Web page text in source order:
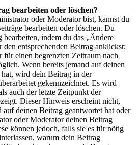
bearbeiten oder löschen?
oder Moderator bist, kannst du
bearbeiten oder löschen. Du
bearbeiten, indem du das „Ändere
entsprechenden Beitrag anklickst;
für einen begrenzten Zeitraum nach
Wenn bereits jemand auf deinen
wird dein Beitrag in der
gekennzeichnet. Es wird
auch der letzte Zeitpunkt der
Dieser Hinweis erscheint nicht,
auf deinen Beitrag geantwortet hat oder
oder Moderator deinen Beitrag
können jedoch, falls sie es für nötig
warum dein Beitrag